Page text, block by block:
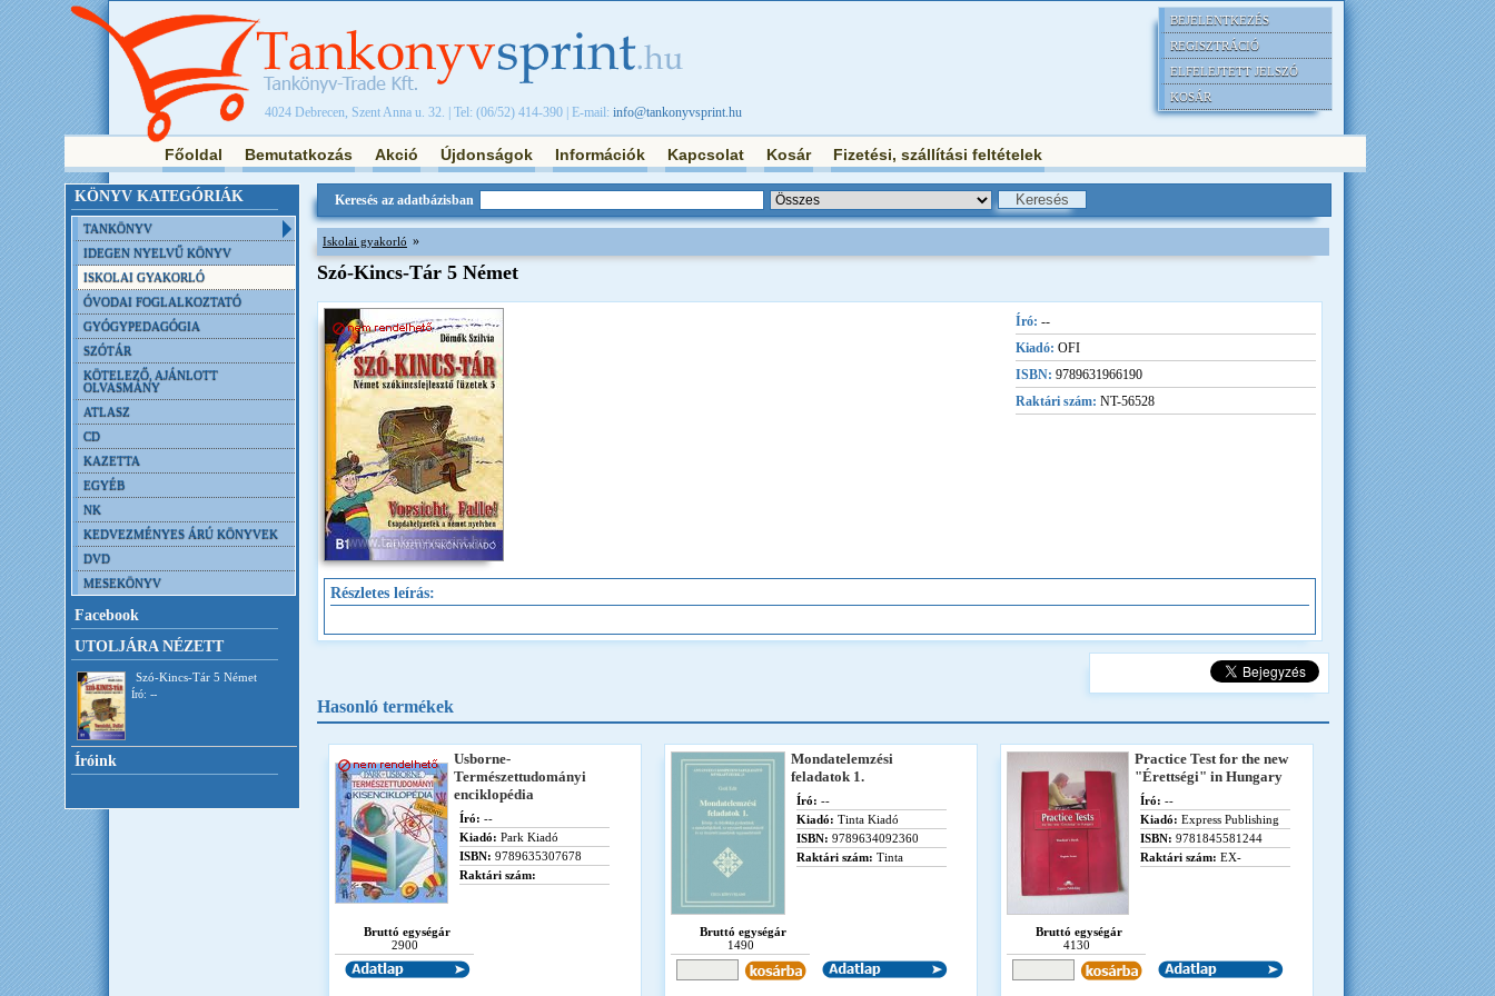
4024 Debrecen, Szent Anna u. 32. | Tel: (06/52) 414-390 | E-mail: info@tankonyvsprint.hu
BEJELENTKEZÉS
REGISZTRÁCIÓ
ELFELEJTETT JELSZÓ
KOSÁR
Főoldal Bemutatkozás Akció Újdonságok Információk Kapcsolat Kosár Fizetési, szállítási feltételek
KÖNYV KATEGÓRIÁK
TANKÖNYV
IDEGEN NYELVŰ KÖNYV
ISKOLAI GYAKORLÓ
ÓVODAI FOGLALKOZTATÓ
GYÓGYPEDAGÓGIA
SZÓTÁR
KÖTELEZŐ, AJÁNLOTT
OLVASMÁNY
ATLASZ
CD
KAZETTA
EGYÉB
NK
KEDVEZMÉNYES ÁRÚ KÖNYVEK
DVD
MESEKÖNYV
Facebook
UTOLJÁRA NÉZETT
Szó-Kincs-Tár 5 Német
Író: --
Íróink
Keresés az adatbázisban
Iskolai gyakorló »
Szó-Kincs-Tár 5 Német
Író: --
Kiadó: OFI
ISBN: 9789631966190
Raktári szám: NT-56528
Részletes leírás:
Hasonló termékek
Usborne-
Természettudományi
enciklopédia
Író: --
Kiadó: Park Kiadó
ISBN: 9789635307678
Raktári szám:
Bruttó egységár
2900
Mondatelemzési
feladatok 1.
Író: --
Kiadó: Tinta Kiadó
ISBN: 9789634092360
Raktári szám: Tinta
Bruttó egységár
1490
Practice Test for the new
"Érettségi" in Hungary
Író: --
Kiadó: Express Publishing
ISBN: 9781845581244
Raktári szám: EX-
Bruttó egységár
4130